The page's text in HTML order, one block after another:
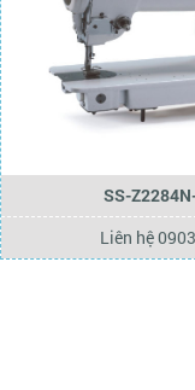
SS-
Liên hệ